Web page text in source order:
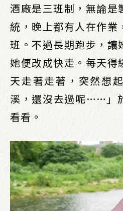
酒廠是三班制，無論是
統，晚上都有人在作業
班。不過長期跑步，讓
她便改成快走。每天得
天走著走著，突然想
溪，還沒去過呢……」
看看。